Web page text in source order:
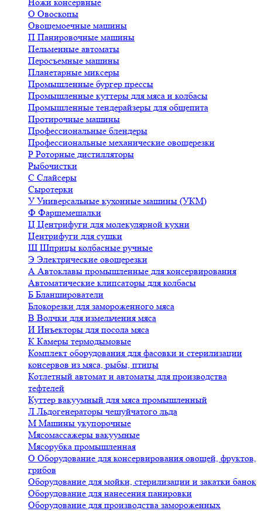
О Овоскопы
Овощемоечные машины
П Панировочные машины
Пельменные автоматы
Перосъемные машины
Планетарные миксеры
Промышленные бургер прессы
Промышленные куттеры для мяса и колбасы
Промышленные тендерайзеры для общепита
Протирочные машины
Профессиональные блендеры
Профессиональные механические овощерезки
Р Роторные дистилляторы
Рыбочистки
С Слайсеры
Сыротерки
У Универсальные кухонные машины (УКМ)
Ф Фаршемешалки
Ц Центрифуги для молекулярной кухни
Центрифуги для сушки
Ш Шприцы колбасные ручные
Э Электрические овощерезки
А Автоклавы промышленные для консервирования
Автоматические клипсаторы для колбасы
Б Бланширователи
Блокорезки для замороженного мяса
В Волчки для измельчения мяса
И Инъекторы для посола мяса
К Камеры термодымовые
Комплект оборудования для фасовки и стерилизации
консервов из мяса, рыбы, птицы
Котлетный автомат и автоматы для производства
тефтелей
Куттер вакуумный для мяса промышленный
Л Льдогенераторы чешуйчатого льда
М Машины укупорочные
Мясомассажеры вакуумные
Мясорубка промышленная
О Оборудование для консервирования овощей, фруктов,
грибов
Оборудование для мойки, стерилизации и закатки банок
Оборудование для нанесения панировки
Оборудование для производства замороженных